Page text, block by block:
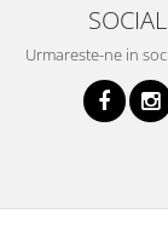
SOCIAL
Urmareste-ne in